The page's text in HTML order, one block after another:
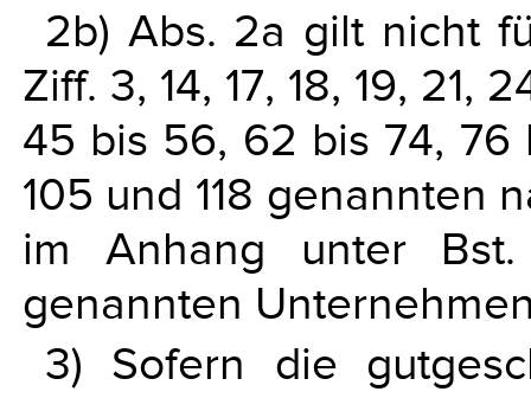
2b) Abs. 2a gilt nicht
Ziff. 3, 14, 17, 18, 19, 21,
45 bis 56, 62 bis 74,
105 und 118 genannten
im Anhang unter
genannten
3) Sofern die